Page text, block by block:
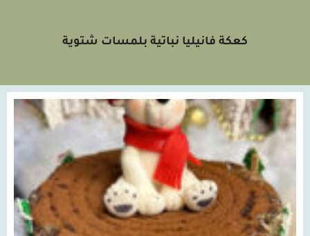
كعكة فانيليا نباتية بلمسات شتوية